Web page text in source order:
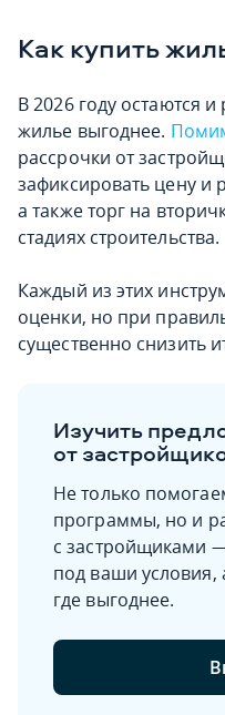
Как купить
В 2026 году остаются
жилье выгоднее.
рассрочки от
зафиксировать цену и
а также торг на
стадиях строительства.
Каждый из этих
оценки, но при
существенно снизить
Изучить
от
Не только
программы, но и
с застройщиками
под ваши
где выгоднее.